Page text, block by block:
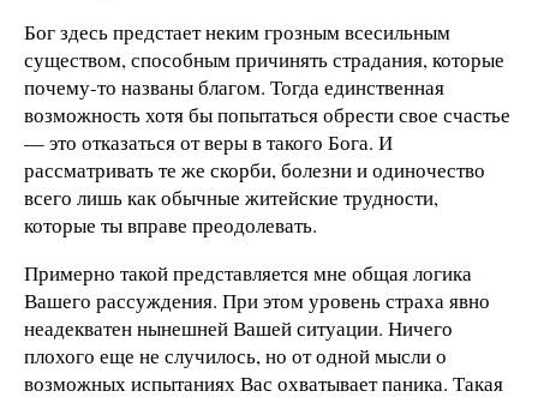
Бог здесь предстает неким грозным всесильным
существом, способным причинять страдания, которые
почему-то названы благом. Тогда единственная
возможность хотя бы попытаться обрести свое счастье
— это отказаться от веры в такого Бога. И
рассматривать те же скорби, болезни и одиночество
всего лишь как обычные житейские трудности,
которые ты вправе преодолевать.
Примерно такой представляется мне общая логика
Вашего рассуждения. При этом уровень страха явно
неадекватен нынешней Вашей ситуации. Ничего
плохого еще не случилось, но от одной мысли о
возможных испытаниях Вас охватывает паника. Такая